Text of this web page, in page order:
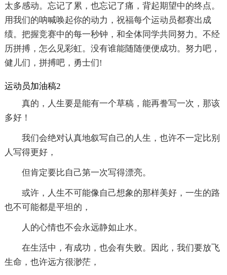
太多感动。忘记了累，也忘记了痛，背起期望中的终点。
用我们的呐喊唤起你的动力，祝福每个运动员都赛出成
绩。把握竞赛中的每一秒钟，和全体同学共同努力。不经
历拼搏，怎么见彩虹。没有谁能随随便便成功。努力吧，
健儿们，拼搏吧，勇士们!
运动员加油稿2
真的，人生要是能有一个草稿，能再誊写一次，那该
多好！
我们会绝对认真地叙写自己的人生，也许不一定比别
人写得更好，
但肯定要比自己第一次写得漂亮。
或许，人生不可能像自己想象的那样美好，一生的路
也不可能都是平坦的，
人的心情也不会永远静如止水。
在生活中，有成功，也会有失败。因此，我们要放飞
生命，也许远方很渺茫，